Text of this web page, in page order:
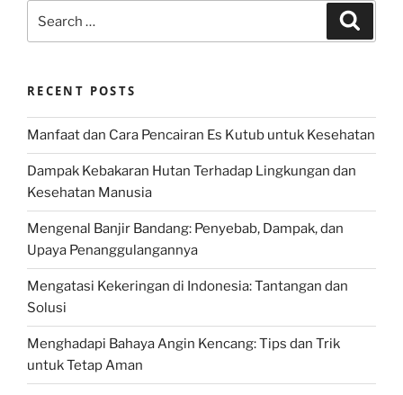
for:
RECENT POSTS
Manfaat dan Cara Pencairan Es Kutub untuk Kesehatan
Dampak Kebakaran Hutan Terhadap Lingkungan dan
Kesehatan Manusia
Mengenal Banjir Bandang: Penyebab, Dampak, dan
Upaya Penanggulangannya
Mengatasi Kekeringan di Indonesia: Tantangan dan
Solusi
Menghadapi Bahaya Angin Kencang: Tips dan Trik
untuk Tetap Aman